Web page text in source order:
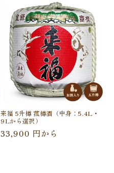
来福 5升樽 菰樽酒（中身：5.4L・
9Lから選択）
通
33,900 円から